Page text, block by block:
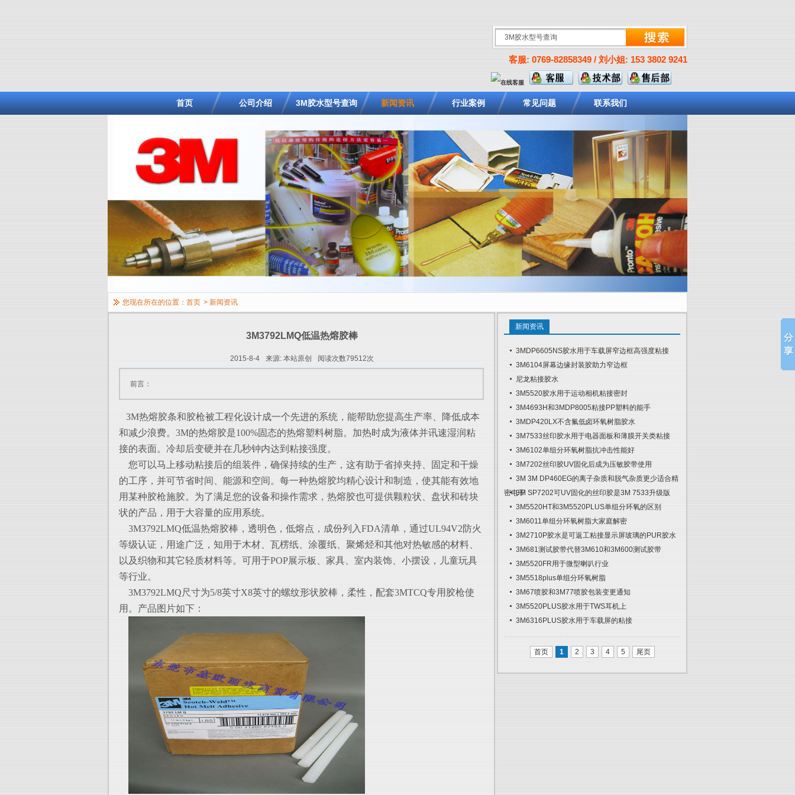
客服: 0769-82858349 / 刘小姐: 153 3802 9241
首页 公司介绍 3M胶水型号查询 新闻资讯 行业案例 常见问题 联系我们
您现在所在的位置： 首页 > 新闻资讯
3M3792LMQ低温热熔胶棒
2015-8-4 来源: 本站原创 阅读次数79512次
前言：
3M热熔胶条和胶枪被工程化设计成一个先进的系统，能帮助您提高生产率、降低成本
和减少浪费。3M的热熔胶是100%固态的热熔塑料树脂。加热时成为液体并讯速湿润粘
接的表面。冷却后变硬并在几秒钟内达到粘接强度。
您可以马上移动粘接后的组装件，确保持续的生产，这有助于省掉夹持、固定和干燥
的工序，并可节省时间、能源和空间。每一种热熔胶均精心设计和制造，使其能有效地
用 某种胶枪施胶。为了满足您的设备和操作需求，热熔胶也可提供颗粒状、盘状和砖块
状的产品，用于大容量的应用系统。
3M3792LMQ低温热熔胶棒，透明色，低熔点，成份列入FDA清单，通过UL94V2防火
等级认证，用途广泛，知用于木材、瓦楞纸、涂覆纸、聚烯烃和其他对热敏感的材料、
以及织物和其它轻质材料等。可用于POP展示板、家具、室内装饰、小摆设，儿童玩具
等行业。
3M3792LMQ尺寸为5/8英寸X8英寸的螺纹形状胶棒，柔性，配套3MTCQ专用胶枪使
用。产品图片如下：
新闻资讯
3MDP6605NS胶水用于车载屏窄边框高强度粘接
3M6104屏幕边缘封装胶助力窄边框
尼龙粘接胶水
3M5520胶水用于运动相机粘接密封
3M4693H和3MDP8005粘接PP塑料的能手
3MDP420LX不含氟低卤环氧树脂胶水
3M7533丝印胶水用于电器面板和薄膜开关类粘接
3M6102单组分环氧树脂抗冲击性能好
3M7202丝印胶UV固化后成为压敏胶带使用
3M 3M DP460EG的离子杂质和脱气杂质更少适合精
密电子3M SP7202可UV固化的丝印胶是3M 7533升级版
3M5520HT和3M5520PLUS单组分环氧的区别
3M6011单组分环氧树脂大家庭解密
3M2710P胶水是可返工粘接显示屏玻璃的PUR胶水
3M681测试胶带代替3M610和3M600测试胶带
3M5520FR用于微型喇叭行业
3M5518plus单组分环氧树脂
3M67喷胶和3M77喷胶包装变更通知
3M5520PLUS胶水用于TWS耳机上
3M6316PLUS胶水用于车载屏的粘接
首页 1 2 3 4 5 尾页